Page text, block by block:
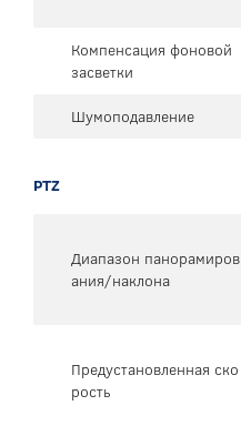
Компенсация фоновой
засветки
Шумоподавление
PTZ
Диапазон панорамиров
ания/наклона
Предустановленная ско
рость